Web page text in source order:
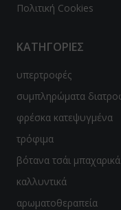
Πολιτική Cookies
ΚΑΤΗΓΟΡΙΕΣ
υπερτροφές
συμπληρώματα
φρέσκα κατεψυγμένα
τρόφιμα
βότανα τσάι μπαχαρικά
καλλυντικά
αρωματοθεραπεία